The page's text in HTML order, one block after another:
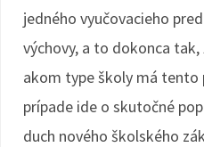
jedného vyučovacieho
výchovy, a to dokonca
akom type školy má
prípade ide o skutočné
duch nového školského